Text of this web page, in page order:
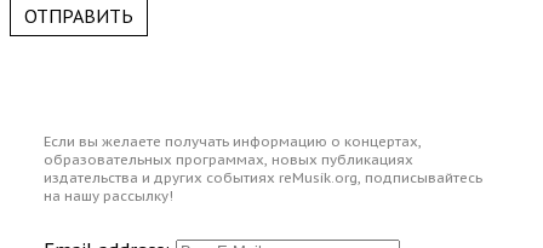
ОТПРАВИТЬ
Если вы желаете получать информацию о концертах,
образовательных программах, новых публикациях
издательства и других событиях reMusik.org, подписывайтесь
на нашу рассылку!